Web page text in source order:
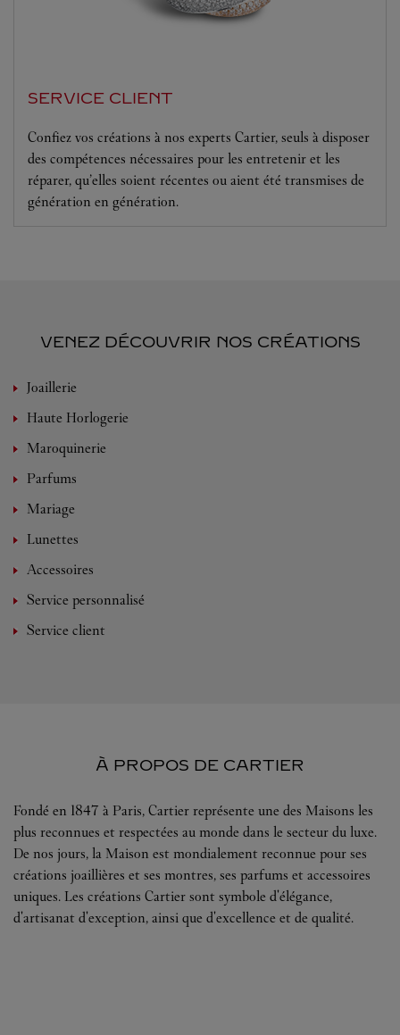
SERVICE CLIENT
Confiez vos créations à nos experts Cartier, seuls à disposer
des compétences nécessaires pour les entretenir et les
réparer, qu’elles soient récentes ou aient été transmises de
génération en génération.
VENEZ DÉCOUVRIR NOS CRÉATIONS
Joaillerie
Haute Horlogerie
Maroquinerie
Parfums
Mariage
Lunettes
Accessoires
Service personnalisé
Service client
À PROPOS DE CARTIER
Fondé en 1847 à Paris, Cartier représente une des Maisons les
plus reconnues et respectées au monde dans le secteur du luxe.
De nos jours, la Maison est mondialement reconnue pour ses
créations joaillières et ses montres, ses parfums et accessoires
uniques. Les créations Cartier sont symbole d'élégance,
d'artisanat d'exception, ainsi que d'excellence et de qualité.